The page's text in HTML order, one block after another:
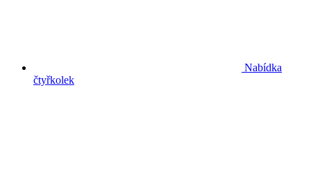
Nabídka
čtyřkolek